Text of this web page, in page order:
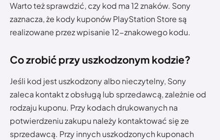
Warto też sprawdzić, czy kod ma 12 znaków. Sony
zaznacza, że kody kuponów PlayStation Store są
realizowane przez wpisanie 12-znakowego kodu.
Co zrobić przy uszkodzonym kodzie?
Jeśli kod jest uszkodzony albo nieczytelny, Sony
zaleca kontakt z obsługą lub sprzedawcą, zależnie od
rodzaju kuponu. Przy kodach drukowanych na
potwierdzeniu zakupu należy kontaktować się ze
sprzedawcą. Przy innych uszkodzonych kuponach